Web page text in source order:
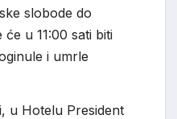
slobode do
u 11:00 sati biti
i umrle
u Hotelu President